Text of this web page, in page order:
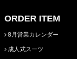
ORDER ITEM
8月営業カレンダー
成人式スーツ